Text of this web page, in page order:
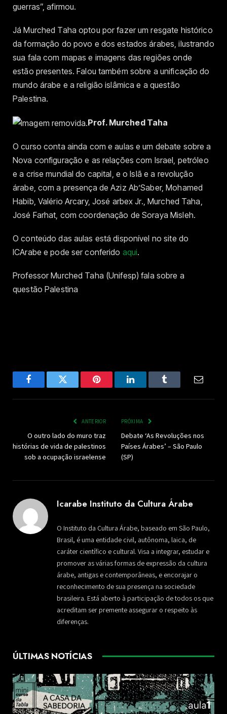
guerras”, afirmou.
Já Murched Taha optou por fazer um resgate histórico
da formação do povo e dos estados árabes, ilustrando
sua fala com mapas e imagens das regiões onde
estão presentes. Falou também sobre a unificação do
mundo árabe e a religião islâmica e a questão
Palestina.
Prof. Murched Taha
O curso conta ainda com e aulas e um debate sobre a
Nova configuração e as relações com Israel, petróleo
e a crise mundial do capital, e o Islã e a revolução
árabe, com a presença de Aziz Ab’Saber, Mohamed
Habib, Valério Arcary, José arbex Jr., Murched Taha,
José Farhat, com coordenação de Soraya Misleh.
O conteúdo das aulas está disponível no site do
ICArabe e pode ser conferido aqui.
Professor Murched Taha (Unifesp) fala sobre a
questão Palestina
FacebookTwitter Pinterest LinkedInTumblr Email
ANTERIOR
O outro lado do muro traz
histórias de vida de palestinos
sob a ocupação israelense
PRÓXIMA
Debate ‘As Revoluções nos
Países Árabes’ – São Paulo
(SP)
Icarabe Instituto da Cultura Árabe
O Instituto da Cultura Árabe, baseado em São Paulo,
Brasil, é uma entidade civil, autônoma, laica, de
caráter científico e cultural. Visa a integrar, estudar e
promover as várias formas de expressão da cultura
árabe, antigas e contemporâneas, e encorajar o
reconhecimento de sua presença na sociedade
brasileira. Está aberto à participação de todos os que
acreditam ser premente assegurar o respeito às
diferenças.
ÚLTIMAS NOTÍCIAS